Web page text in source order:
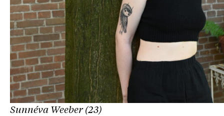
Sunnéva Weeber (23)